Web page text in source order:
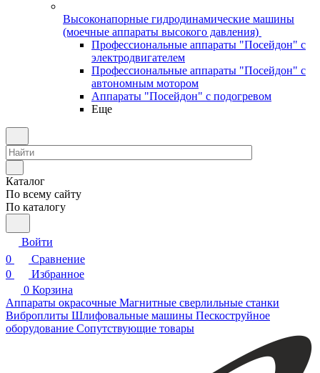
Высоконапорные гидродинамические машины
(моечные аппараты высокого давления)
Профессиональные аппараты "Посейдон" с
электродвигателем
Профессиональные аппараты "Посейдон" с
автономным мотором
Аппараты "Посейдон" с подогревом
Еще
Каталог
По всему сайту
По каталогу
Войти
0
Сравнение
0
Избранное
0 Корзина
Аппараты окрасочные Магнитные сверлильные станки
Виброплиты Шлифовальные машины Пескоструйное
оборудование Сопутствующие товары